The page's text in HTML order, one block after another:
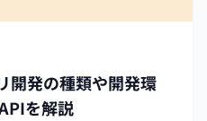
開発の種類や開発環
を解説